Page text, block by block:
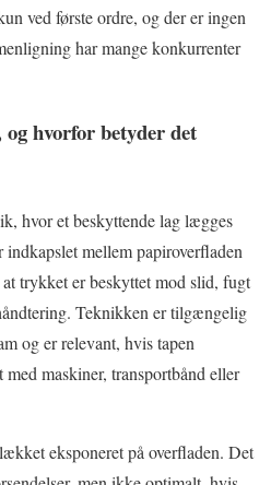
ved første ordre, og der er ingen
har mange konkurrenter
hvorfor betyder det
hvor et beskyttende lag lægges
mellem papiroverfladen
trykket er beskyttet mod slid, fugt
Teknikken er tilgængelig
og er relevant, hvis tapen
maskiner, transportbånd eller
eksponeret på overfladen. Det